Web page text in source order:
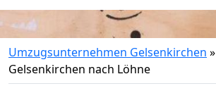
Umzugsunternehmen Gelsenkirchen »
Gelsenkirchen nach Löhne